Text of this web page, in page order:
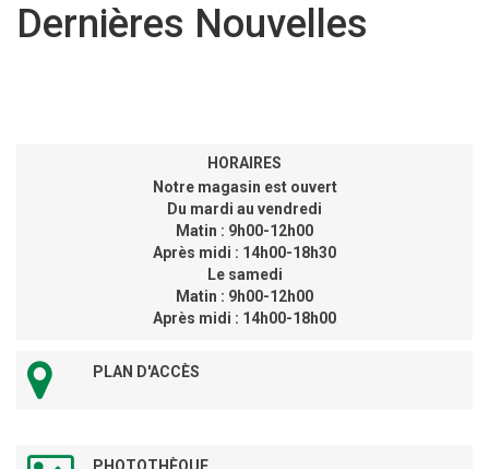
Dernières Nouvelles
HORAIRES
Notre magasin est ouvert
Du mardi au vendredi
Matin : 9h00-12h00
Après midi : 14h00-18h30
Le samedi
Matin : 9h00-12h00
Après midi : 14h00-18h00
PLAN D'ACCÈS